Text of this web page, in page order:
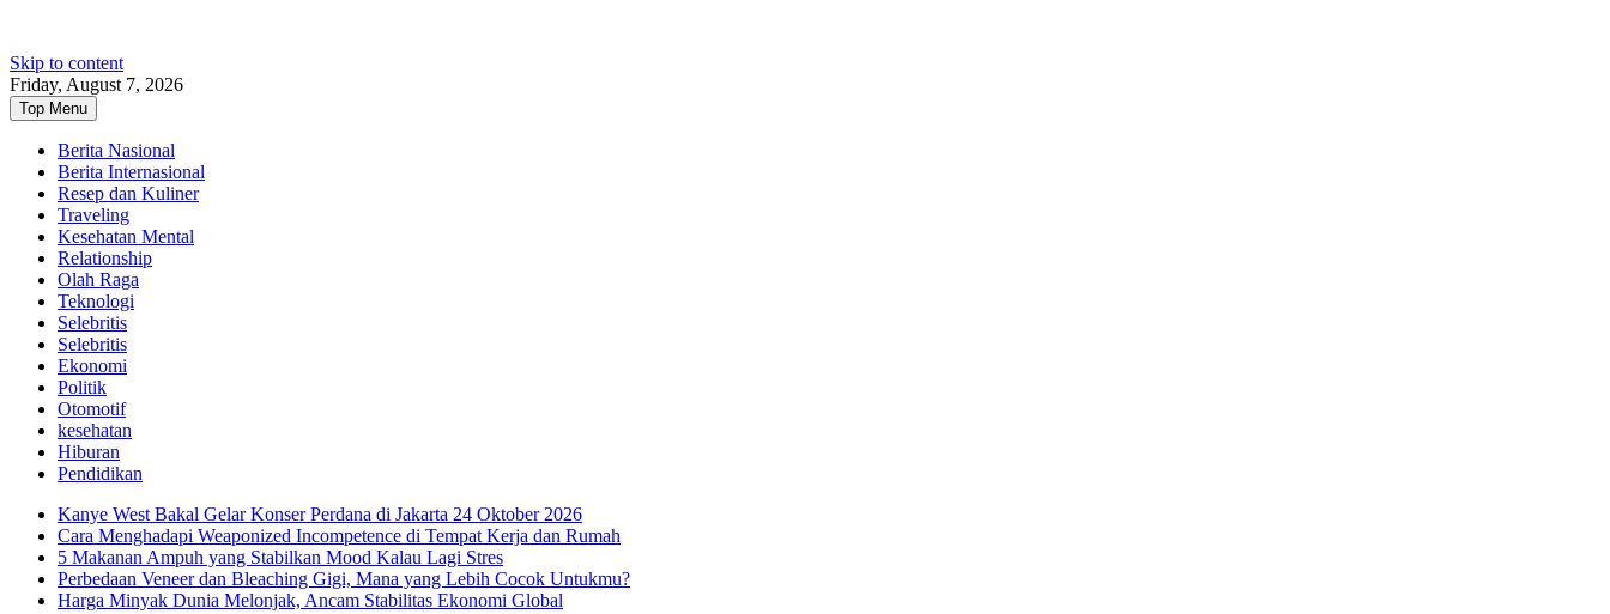
Skip to content
Friday, August 7, 2026
Top Menu
Berita Nasional
Berita Internasional
Resep dan Kuliner
Traveling
Kesehatan Mental
Relationship
Olah Raga
Teknologi
Selebritis
Selebritis
Ekonomi
Politik
Otomotif
kesehatan
Hiburan
Pendidikan
Kanye West Bakal Gelar Konser Perdana di Jakarta 24 Oktober 2026
Cara Menghadapi Weaponized Incompetence di Tempat Kerja dan Rumah
5 Makanan Ampuh yang Stabilkan Mood Kalau Lagi Stres
Perbedaan Veneer dan Bleaching Gigi, Mana yang Lebih Cocok Untukmu?
Harga Minyak Dunia Melonjak, Ancam Stabilitas Ekonomi Global